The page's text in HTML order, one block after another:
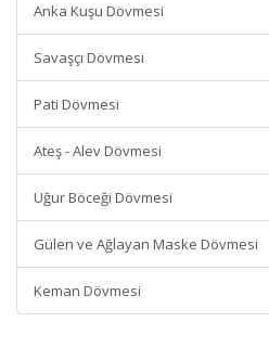
Anka Kuşu Dövmesi
Savaşçı Dövmesi
Pati Dövmesi
Ateş - Alev Dövmesi
Uğur Böceği Dövmesi
Gülen ve Ağlayan Maske Dövmesi
Keman Dövmesi